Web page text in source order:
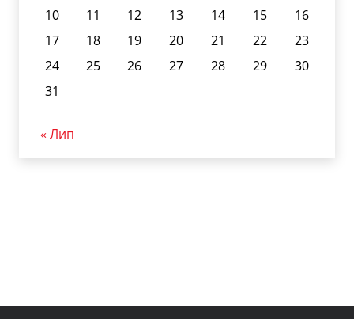
10
11 12 13 14 15
16
17
18 19 20 21 22
23
24
25 26 27 28 29
30
31
« Лип